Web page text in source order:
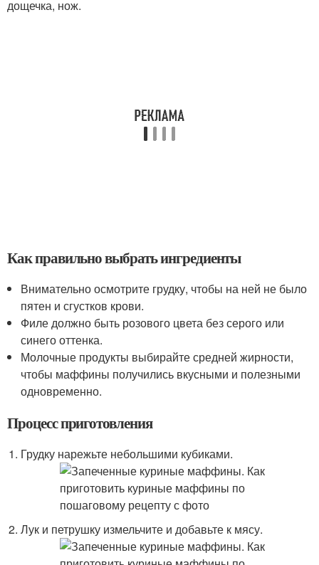
дощечка, нож.
Как правильно выбрать ингредиенты
Внимательно осмотрите грудку, чтобы на ней не было
пятен и сгустков крови.
Филе должно быть розового цвета без серого или
синего оттенка.
Молочные продукты выбирайте средней жирности,
чтобы маффины получились вкусными и полезными
одновременно.
Процесс приготовления
Грудку нарежьте небольшими кубиками.
Лук и петрушку измельчите и добавьте к мясу.